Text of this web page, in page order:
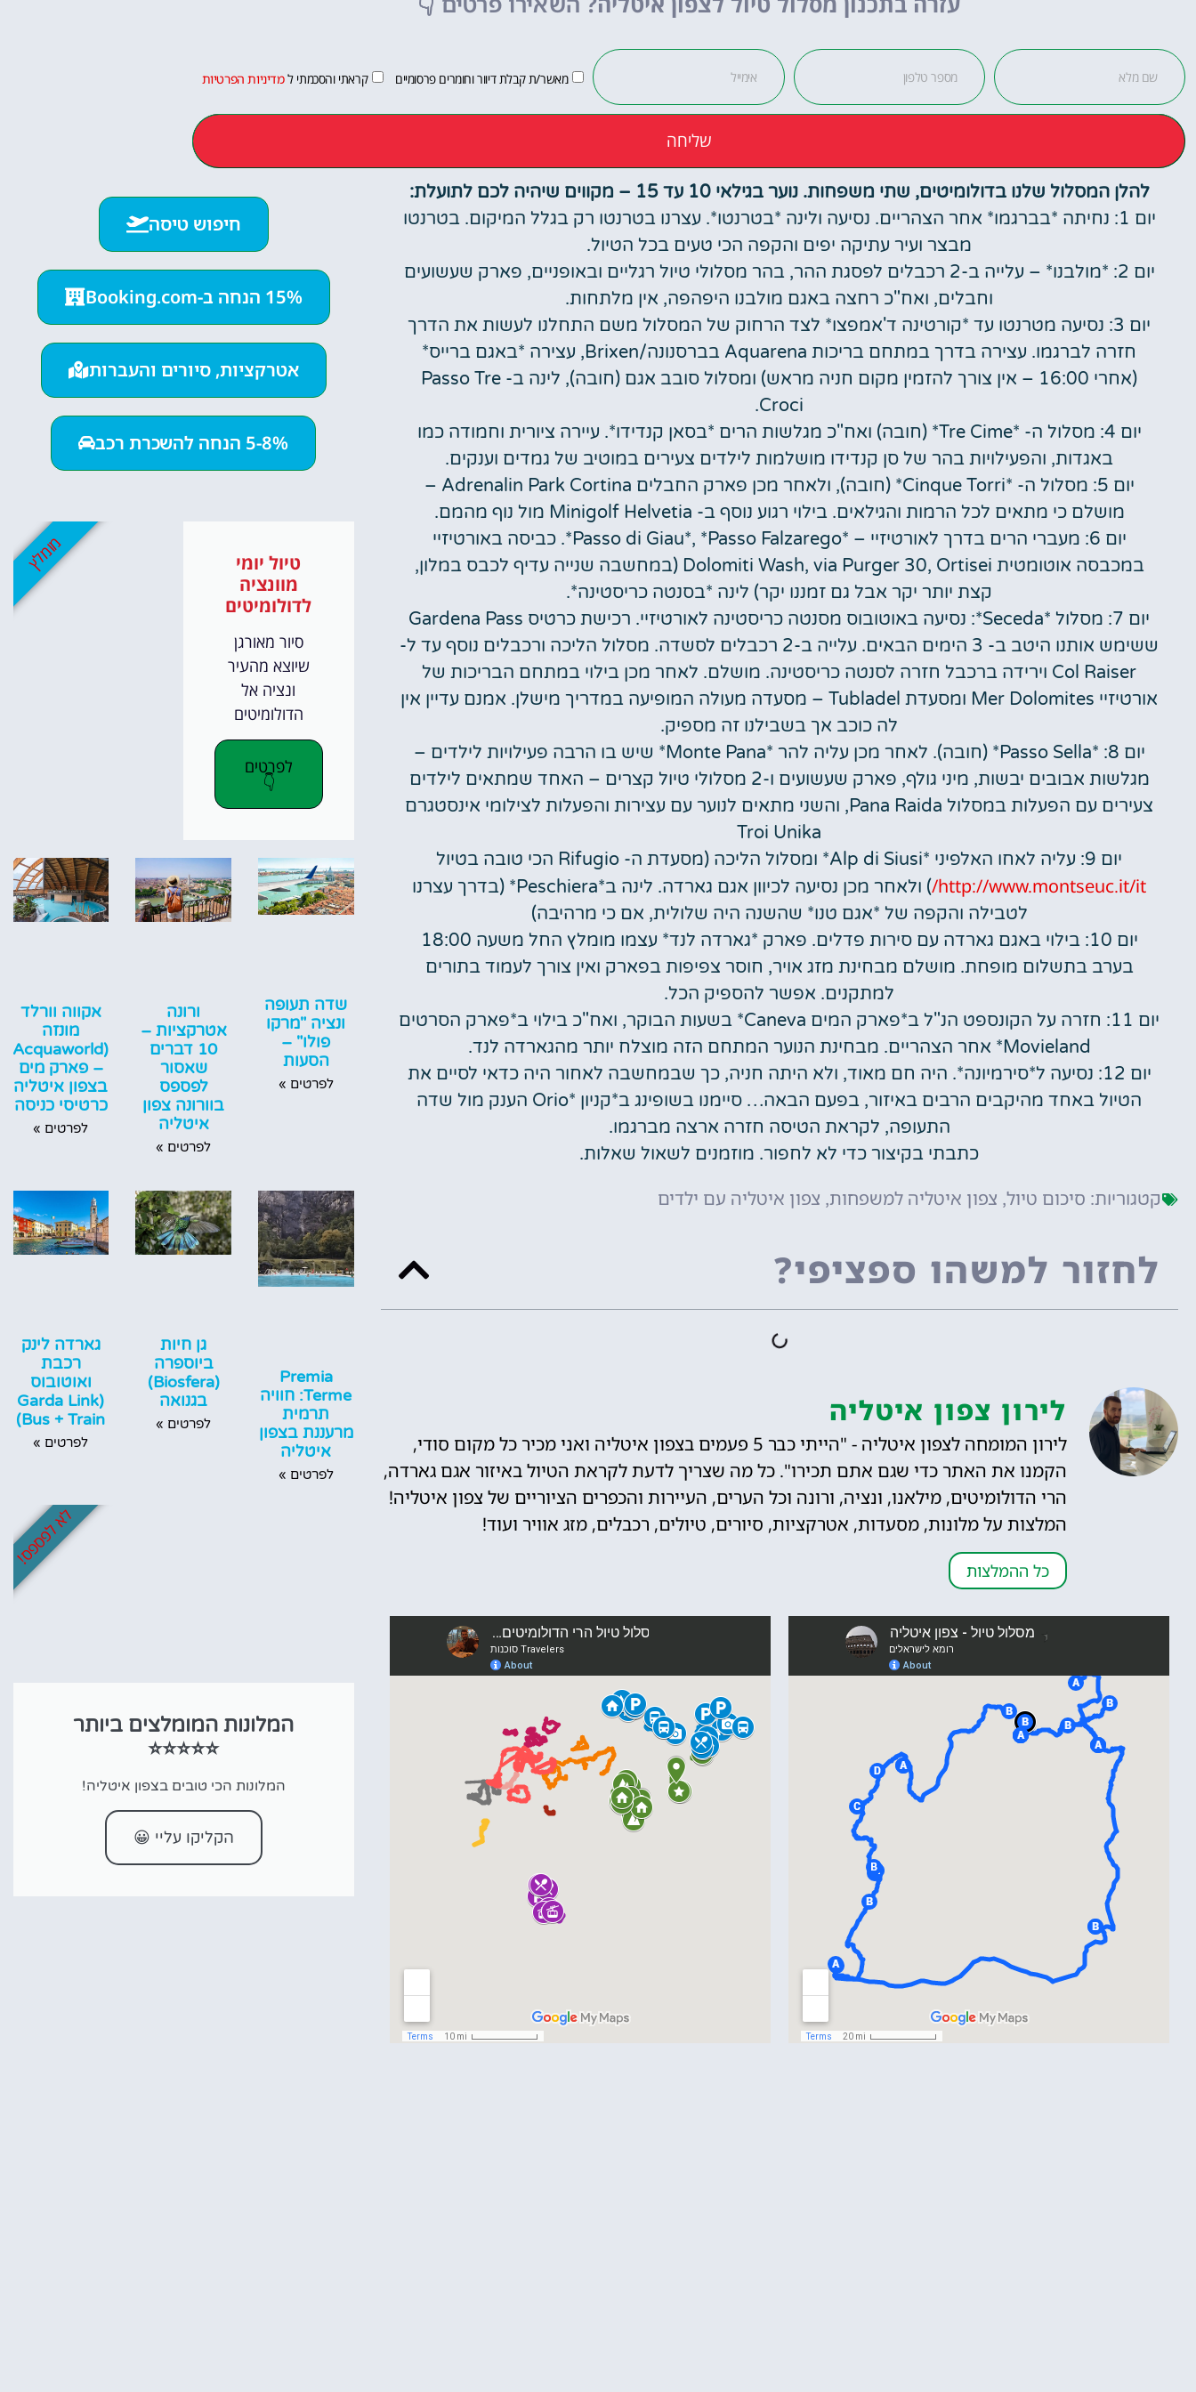
לחצו פה!
מאשר/ת קבלת דיוור וחומרים פרסומיים קראתי והסכמתי למדיניות הפרטיות
שליחה
להלן המסלול שלנו בדולומיטים, שתי משפחות. נוער בגילאי 10 עד 15 – מקווים שיהיה לכם לתועלת:
יום 1: נחיתה *בברגמו* אחר הצהריים. נסיעה ולינה *בטרנטו*. עצרנו בטרנטו רק בגלל המיקום. בטרנטו
מבצר ועיר עתיקה יפים והקפה הכי טעים בכל הטיול.
יום 2: *מולבנו* – עלייה ב-2 רכבלים לפסגת ההר, בהר מסלולי טיול רגליים ובאופניים, פארק שעשועים
וחבלים, ואח"כ רחצה באגם מולבנו היפהפה, אין מלתחות.
יום 3: נסיעה מטרנטו עד *קורטינה ד'אמפצו* לצד הרחוק של המסלול משם התחלנו לעשות את הדרך
חזרה לברגמו. עצירה בדרך במתחם בריכות Aquarena בברסנונה/Brixen, עצירה *באגם ברייס*
(אחרי 16:00 – אין צורך להזמין מקום חניה מראש) ומסלול סובב אגם (חובה), לינה ב- Passo Tre
Croci.
יום 4: מסלול ה- *Tre Cime* (חובה) ואח"כ מגלשות הרים *בסאן קנדידו*. עיירה ציורית וחמודה כמו
באגדות, והפעילויות בהר של סן קנדידו מושלמות לילדים צעירים במוטיב של גמדים וענקים.
יום 5: מסלול ה- *Cinque Torri* (חובה), ולאחר מכן פארק החבלים Adrenalin Park Cortina –
מושלם כי מתאים לכל הרמות והגילאים. בילוי רגוע נוסף ב- Minigolf Helvetia מול נוף מהמם.
יום 6: מעברי הרים בדרך לאורטיזיי – *Passo di Giau*, *Passo Falzarego*. כביסה באורטיזיי
במכבסה אוטומטית Dolomiti Wash, via Purger 30, Ortisei (במחשבה שנייה עדיף לכבס במלון,
קצת יותר יקר אבל גם זמננו יקר) לינה *בסנטה כריסטינה*.
יום 7: מסלול *Seceda*: נסיעה באוטובוס מסנטה כריסטינה לאורטיזיי. רכישת כרטיס Gardena Pass
ששימש אותנו היטב ב- 3 הימים הבאים. עלייה ב-2 רכבלים לסשדה. מסלול הליכה ורכבלים נוסף עד ל-
Col Raiser וירידה ברכבל חזרה לסנטה כריסטינה. מושלם. לאחר מכן בילוי במתחם הבריכות של
אורטיזיי Mer Dolomites ומסעדת Tubladel – מסעדה מעולה המופיעה במדריך מישלן. אמנם עדיין אין
לה כוכב אך בשבילנו זה מספיק.
יום 8: *Passo Sella* (חובה). לאחר מכן עליה להר *Monte Pana* שיש בו הרבה פעילויות לילדים –
מגלשות אבובים יבשות, מיני גולף, פארק שעשועים ו-2 מסלולי טיול קצרים – האחד שמתאים לילדים
צעירים עם הפעלות במסלול Pana Raida, והשני מתאים לנוער עם עצירות והפעלות לצילומי אינסטגרם
Troi Unika
יום 9: עליה לאחו האלפיני *Alp di Siusi* ומסלול הליכה (מסעדת ה- Rifugio הכי טובה בטיול
http://www.montseuc.it/it/
) ולאחר מכן נסיעה לכיוון אגם גארדה. לינה ב*Peschiera* (בדרך עצרנו
לטבילה והקפה של *אגם טנו* שהשנה היה שלולית, אם כי מרהיבה)
יום 10: בילוי באגם גארדה עם סירות פדלים. פארק *גארדה לנד* עצמו מומלץ החל משעה 18:00
בערב בתשלום מופחת. מושלם מבחינת מזג אויר, חוסר צפיפות בפארק ואין צורך לעמוד בתורים
למתקנים. אפשר להספיק הכל.
יום 11: חזרה על הקונספט הנ"ל ב*פארק המים Caneva* בשעות הבוקר, ואח"כ בילוי ב*פארק הסרטים
Movieland* אחר הצהריים. מבחינת הנוער המתחם הזה מוצלח יותר מהגארדה לנד.
יום 12: נסיעה ל*סירמיונה*. היה חם מאוד, ולא היתה חניה, כך שבמחשבה לאחור היה כדאי לסיים את
הטיול באחד מהיקבים הרבים באיזור, בפעם הבאה… סיימנו בשופינג ב*קניון *Orio הענק מול שדה
התעופה, לקראת הטיסה חזרה ארצה מברגמו.
כתבתי בקיצור כדי לא לחפור. מוזמנים לשאול שאלות.
קטגוריות: סיכום טיול, צפון איטליה למשפחות, צפון איטליה עם ילדים
לחזור למשהו ספציפי?
לירון צפון איטליה
לירון המומחה לצפון איטליה - "הייתי כבר 5 פעמים בצפון איטליה ואני מכיר כל מקום סודי,
הקמנו את האתר כדי שגם אתם תכירו". כל מה שצריך לדעת לקראת הטיול באיזור אגם גארדה,
הרי הדולומיטים, מילאנו, ונציה, ורונה וכל הערים, העיירות והכפרים הציוריים של צפון איטליה!
המלצות על מלונות, מסעדות, אטרקציות, סיורים, טיולים, רכבלים, מזג אוויר ועוד!
כל ההמלצות
חיפוש טיסה
15% הנחה ב-Booking.com
אטרקציות, סיורים והעברות
5-8% הנחה להשכרת רכב
טיול יומי
מוונציה
לדולומיטים
סיור מאורגן
שיוצא מהעיר
ונציה אל
הדולומיטים
לפרטים
👇
מומלץ
שדה תעופה
ונציה "מרקו
פולו" –
הסעות
לפרטים »
ורונה
אטרקציות –
10 דברים
שאסור
לפספס
בוורונה צפון
איטליה
לפרטים »
אקווה וורלד
מונזה
– פארק מים
בצפון איטליה
כרטיסי כניסה
לפרטים »
Premia
Terme: חוויה
תרמית
מרעננת בצפון
איטליה
לפרטים »
גן חיות
ביוספרה
(Biosfera)
בגנואה
לפרטים »
גארדה לינק
רכבת
ואוטובוס
(Garda Link
Bus + Train)
לפרטים »
המלונות המומלצים ביותר
⭐⭐⭐⭐⭐
המלונות הכי טובים בצפון איטליה!
הקליקו עליי 😀
לא לפספס!